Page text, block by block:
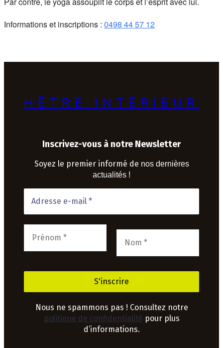
Informations et inscriptions : 0498 44 57 12
HÊTRE INTÉRIEUR
Inscrivez-vous à notre Newsletter
Soyez le premier informé de nos dernières
actualités !
Nous ne spammons pas ! Consultez notre
politique de confidentialité pour plus
d’informations.